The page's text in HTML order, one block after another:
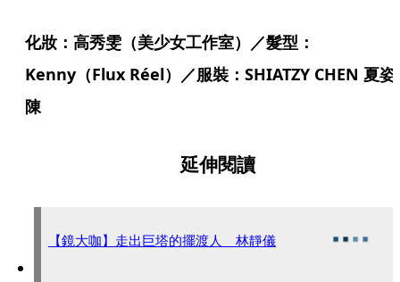
化妝：高秀雯（美少女工作室）／髮型：
Kenny（Flux Réel）／服裝：SHIATZY CHEN 夏姿.
陳
延伸閱讀
【鏡大咖】走出巨塔的擺渡人 林靜儀